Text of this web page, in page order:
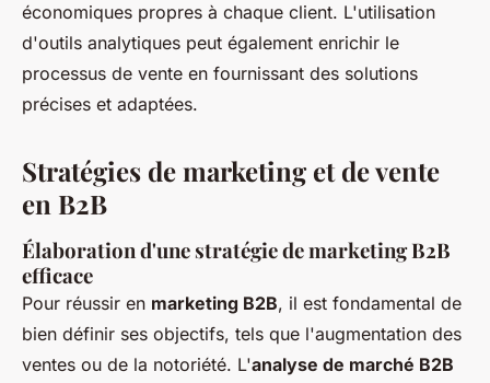
économiques propres à chaque client. L'utilisation
d'outils analytiques peut également enrichir le
processus de vente en fournissant des solutions
précises et adaptées.
Stratégies de marketing et de vente
en B2B
Élaboration d'une stratégie de marketing B2B
efficace
Pour réussir en marketing B2B, il est fondamental de
bien définir ses objectifs, tels que l'augmentation des
ventes ou de la notoriété. L'analyse de marché B2B